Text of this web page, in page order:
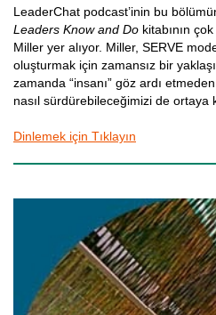
LeaderChat podcast’inin bu
Leaders Know and Do kitabının
Miller yer alıyor. Miller, SERVE
oluşturmak için zamansız bir
zamanda “insanı” göz ardı
nasıl sürdürebileceğimizi de ortaya
Dinlemek için Tıklayın